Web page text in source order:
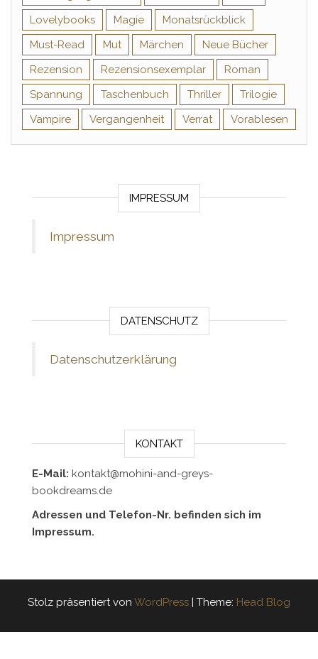
Lovelybooks
Magie
Monatsrückblick
Must-Read
Mut Märchen
Neue Bücher
Rezension
Rezensionsexemplar
Roman
Spannung
Taschenbuch Thriller
Trilogie
Vampire
Vergangenheit Verrat Vorablesen
IMPRESSUM
Impressum
DATENSCHUTZ
Datenschutzerklärung
KONTAKT
E-Mail: kontakt@mohini-and-greys-
bookdreams.de
Adressen und Telefon-Nr. befinden sich im
Impressum.
Stolz präsentiert von WordPress | Theme: Head Blog